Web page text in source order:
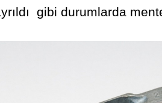
gibi durumlarda